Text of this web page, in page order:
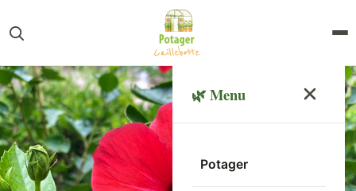
🌿 Menu
Potager